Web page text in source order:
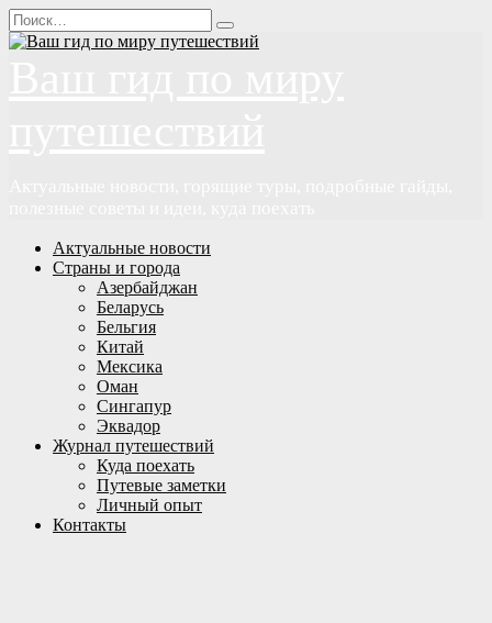
Перейти
к
содержанию
Search
for:
Актуальные новости
Страны и города
Азербайджан
Беларусь
Бельгия
Китай
Мексика
Оман
Сингапур
Эквадор
Журнал путешествий
Куда поехать
Путевые заметки
Личный опыт
Контакты